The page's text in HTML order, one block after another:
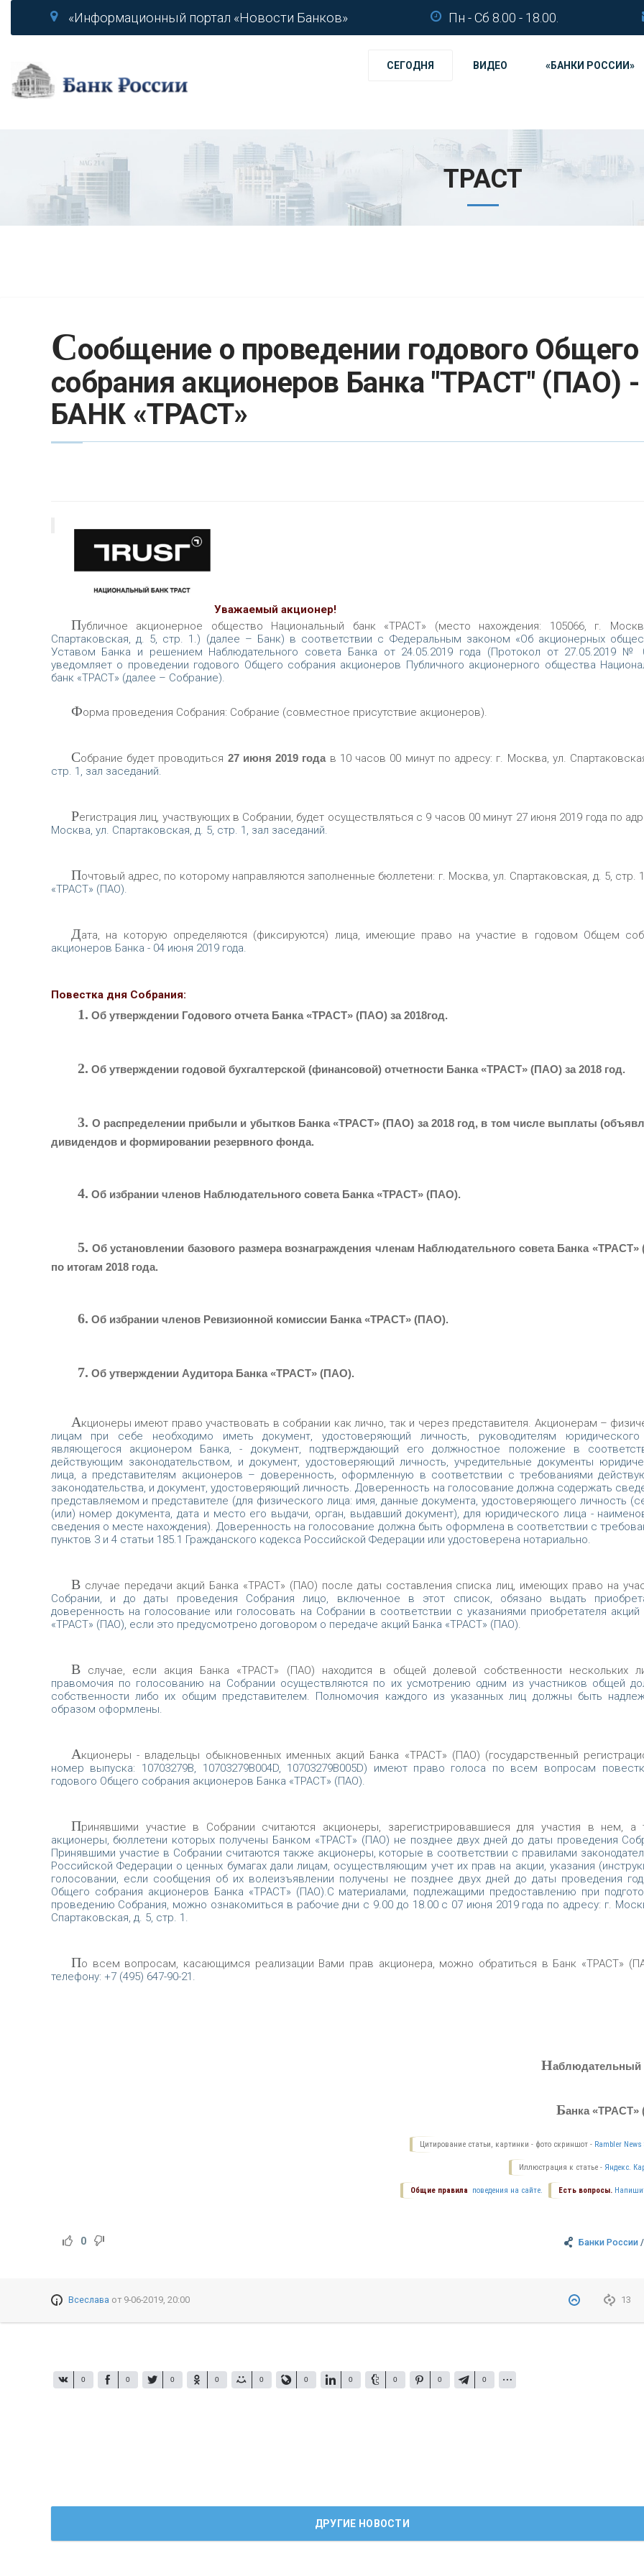
«Информационный портал «Новости Банков» Пн - Сб 8.00 - 18.00.
СЕГОДНЯ ВИДЕО «БАНКИ РОССИИ»
ТРАСТ
Сообщение о проведении годового Общего
собрания акционеров Банка "ТРАСТ" (ПАО) -
БАНК «ТРАСТ»
Уважаемый акционер!
Публичное акционерное общество Национальный банк «ТРАСТ» (место нахождения: 105066, г.
Спартаковская, д. 5, стр. 1.) (далее – Банк) в соответствии с Федеральным законом «Об акционерных
Уставом Банка и решением Наблюдательного совета Банка от 24.05.2019 года (Протокол от 27.05.2019 №
уведомляет о проведении годового Общего собрания акционеров Публичного акционерного общества
банк «ТРАСТ» (далее – Собрание).
Форма проведения Собрания: Собрание (совместное присутствие акционеров).
Собрание будет проводиться 27 июня 2019 годав 10 часов 00 минут по адресу: г. Москва, ул.
стр. 1, зал заседаний.
Регистрация лиц, участвующих в Собрании, будет осуществляться с 9 часов 00 минут 27 июня 2019 года по
Москва, ул. Спартаковская, д. 5, стр. 1, зал заседаний.
Почтовый адрес, по которому направляются заполненные бюллетени: г. Москва, ул. Спартаковская, д. 5, стр.
«ТРАСТ» (ПАО).
Дата, на которую определяются (фиксируются) лица, имеющие право на участие в годовом Общем
акционеров Банка - 04 июня 2019 года.
Повестка дня Собрания:
1. Об утверждении Годового отчета Банка «ТРАСТ» (ПАО) за 2018год.
2. Об утверждении годовой бухгалтерской (финансовой) отчетности Банка «ТРАСТ» (ПАО) за 2018 год.
3. О распределении прибыли и убытков Банка «ТРАСТ» (ПАО) за 2018 год, в том числе выплаты
дивидендов и формировании резервного фонда.
4. Об избрании членов Наблюдательного совета Банка «ТРАСТ» (ПАО).
5. Об установлении базового размера вознаграждения членам Наблюдательного совета Банка
по итогам 2018 года.
6. Об избрании членов Ревизионной комиссии Банка «ТРАСТ» (ПАО).
7. Об утверждении Аудитора Банка «ТРАСТ» (ПАО).
Акционеры имеют право участвовать в собрании как лично, так и через представителя. Акционерам –
лицам при себе необходимо иметь документ, удостоверяющий личность, руководителям юридического
являющегося акционером Банка, - документ, подтверждающий его должностное положение в
действующим законодательством, и документ, удостоверяющий личность, учредительные документы
лица, а представителям акционеров – доверенность, оформленную в соответствии с требованиями
законодательства, и документ, удостоверяющий личность. Доверенность на голосование должна содержать
представляемом и представителе (для физического лица: имя, данные документа, удостоверяющего личность
(или) номер документа, дата и место его выдачи, орган, выдавший документ), для юридического лица -
сведения о месте нахождения). Доверенность на голосование должна быть оформлена в соответствии с
пунктов 3 и 4 статьи 185.1 Гражданского кодекса Российской Федерации или удостоверена нотариально.
Вслучае передачи акций Банка «ТРАСТ» (ПАО) после даты составления списка лиц, имеющих право на
Собрании, и до даты проведения Собрания лицо, включенное в этот список, обязано выдать
доверенность на голосование или голосовать на Собрании в соответствии с указаниями приобретателя акций
«ТРАСТ» (ПАО), если это предусмотрено договором о передаче акций Банка «ТРАСТ» (ПАО).
Вслучае, если акция Банка «ТРАСТ» (ПАО) находится в общей долевой собственности нескольких
правомочия по голосованию на Собрании осуществляются по их усмотрению одним из участников общей
собственности либо их общим представителем. Полномочия каждого из указанных лиц должны быть
образом оформлены.
Акционеры - владельцы обыкновенных именных акций Банка «ТРАСТ» (ПАО) (государственный
номер выпуска: 10703279B, 10703279B004D, 10703279B005D) имеют право голоса по всем вопросам
годового Общего собрания акционеров Банка «ТРАСТ» (ПАО).
Принявшими участие в Собрании считаются акционеры, зарегистрировавшиеся для участия в нем, а
акционеры, бюллетени которых получены Банком «ТРАСТ» (ПАО) не позднее двух дней до даты проведения
Принявшими участие в Собрании считаются также акционеры, которые в соответствии с правилами
Российской Федерации о ценных бумагах дали лицам, осуществляющим учет их прав на акции, указания
голосовании, если сообщения об их волеизъявлении получены не позднее двух дней до даты проведения
Общего собрания акционеров Банка «ТРАСТ» (ПАО).С материалами, подлежащими предоставлению при
проведению Собрания, можно ознакомиться в рабочие дни с 9.00 до 18.00 с 07 июня 2019 года по адресу: г.
Спартаковская, д. 5, стр. 1.
По всем вопросам, касающимся реализации Вами прав акционера, можно обратиться в Банк «ТРАСТ»
телефону: +7 (495) 647-90-21.
Наблюдательный
Банка
Цитирование статьи, картинки - фото скриншот - Rambler News
Иллюстрация к статье - Яндекс.
Есть вопросы.
Общие правила поведения на сайте.
Банки России
0
13
Всеслава от 9-06-2019, 20:00
0 0 0 0 0 0 0 0 0 0
ДРУГИЕ НОВОСТИ